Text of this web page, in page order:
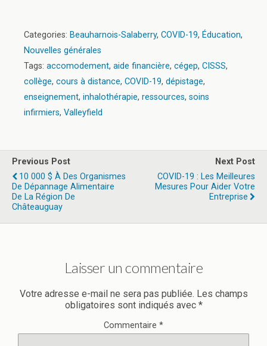
Categories: Beauharnois-Salaberry, COVID-19, Éducation,
Nouvelles générales
Tags: accomodement, aide financière, cégep, CISSS,
collège, cours à distance, COVID-19, dépistage,
enseignement, inhalothérapie, ressources, soins
infirmiers, Valleyfield
Previous Post
10 000 $ À Des Organismes
De Dépannage Alimentaire
De La Région De
Châteauguay
Next Post
COVID-19 : Les Meilleures
Mesures Pour Aider Votre
Entreprise
Laisser un commentaire
Votre adresse e-mail ne sera pas publiée. Les champs
obligatoires sont indiqués avec *
Commentaire *